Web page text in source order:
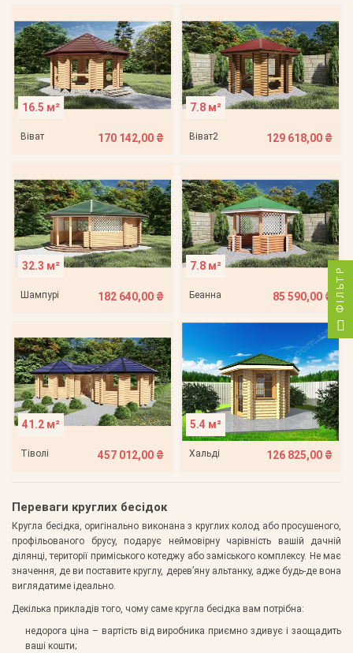
16.5 м²
Віват 170 142,00 ₴
7.8 м²
Віват2 129 618,00 ₴
32.3 м²
Шампурі 182 640,00 ₴
7.8 м²
Беанна 85 590,00 ₴
41.2 м²
Тіволі 457 012,00 ₴
5.4 м²
Хальді 126 825,00 ₴
Переваги круглих бесідок
Кругла бесідка, оригінально виконана з круглих колод або просушеного,
профільованого брусу, подарує неймовірну чарівність вашій дачній
ділянці, території приміського котеджу або заміського комплексу. Не має
значення, де ви поставите круглу, дерев’яну альтанку, адже будь-де вона
виглядатиме ідеально.
Декілька прикладів того, чому саме кругла бесідка вам потрібна:
недорога ціна – вартість від виробника приємно здивує і заощадить
ваші кошти;
ФІЛЬТР